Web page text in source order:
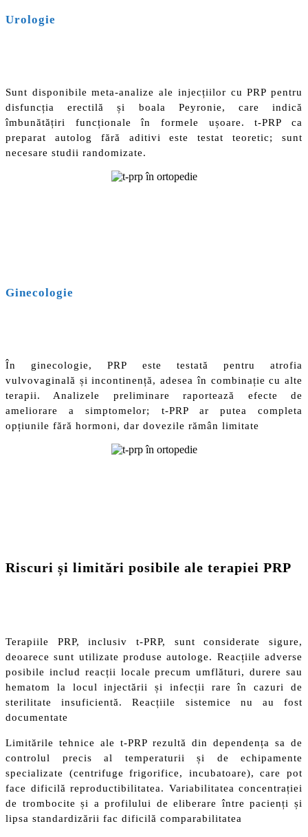
Urologie
Sunt disponibile meta-analize ale injecțiilor cu PRP pentru
disfuncția erectilă și boala Peyronie, care indică
îmbunătățiri funcționale în formele ușoare. t-PRP ca
preparat autolog fără aditivi este testat teoretic; sunt
necesare studii randomizate.
Ginecologie
În ginecologie, PRP este testată pentru atrofia
vulvovaginală și incontinență, adesea în combinație cu alte
terapii. Analizele preliminare raportează efecte de
ameliorare a simptomelor; t-PRP ar putea completa
opțiunile fără hormoni, dar dovezile rămân limitate
Riscuri și limitări posibile ale terapiei PRP
Terapiile PRP, inclusiv t-PRP, sunt considerate sigure,
deoarece sunt utilizate produse autologe. Reacțiile adverse
posibile includ reacții locale precum umflături, durere sau
hematom la locul injectării și infecții rare în cazuri de
sterilitate insuficientă. Reacțiile sistemice nu au fost
documentate
Limitările tehnice ale t-PRP rezultă din dependența sa de
controlul precis al temperaturii și de echipamente
specializate (centrifuge frigorifice, incubatoare), care pot
face dificilă reproductibilitatea. Variabilitatea concentrației
de trombocite și a profilului de eliberare între pacienți și
lipsa standardizării fac dificilă comparabilitatea